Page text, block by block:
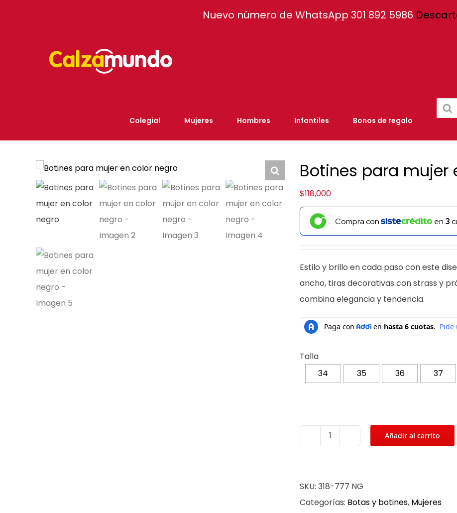
Nuevo número de WhatsApp 301 892 5986
Colegial Mujeres Hombres Infantiles Bonos de regalo
de
Botines para mujer
$118,000
Compra con en 3
Estilo y brillo en cada paso con este
ancho, tiras decorativas con strass y
combina elegancia y tendencia.
Talla
34
35 36 37
en
color
Añadir al carrito
SKU: 318-777 NG
Categorías: Botas y botines, Mujeres